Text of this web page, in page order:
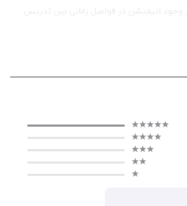
انیمیشن در فواصل زمانی بین تدریس